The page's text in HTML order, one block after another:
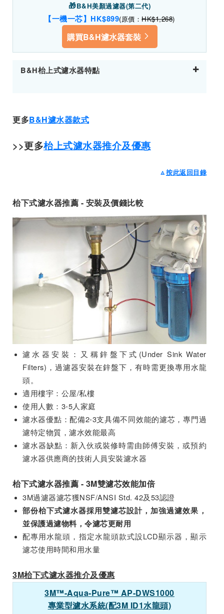
🎁B&H美顏過濾器(第二代)
【一機一芯】HK$899(原價：HK$1,268)
購買B&H濾水器套裝
B&H枱上式濾水器特點
更多B&H濾水器款式
>>更多枱上式濾水器推介及優惠
🔼按此返回目錄
枱下式濾水器推薦 - 安裝及價錢比較
濾水器安裝：又稱鋅盤下式(Under Sink Water
Filters)，過濾器安裝在鋅盤下，有時需更換專用水龍
頭。
適用樓宇：公屋/私樓
使用人數：3-5人家庭
濾水器優點：配備2-3支具備不同效能的濾芯，專門過
濾特定物質，濾水效能最高
濾水器缺點：新入伙或裝修時需由師傅安裝，或預約
濾水器供應商的技術人員安裝濾水器
枱下式濾水器推薦 - 3M雙濾芯效能加倍
3M過濾器濾芯獲NSF/ANSI Std. 42及53認證
部份枱下式濾水器採用雙濾芯設計，加強過濾效果，
並保護過濾物料，令濾芯更耐用
配專用水龍頭，指定水龍頭款式設LCD顯示器，顯示
濾芯使用時間和用水量
3M枱下式濾水器推介及優惠
3M™-Aqua-Pure™ AP-DWS1000
專業型濾水系統(配3M ID1水龍頭)